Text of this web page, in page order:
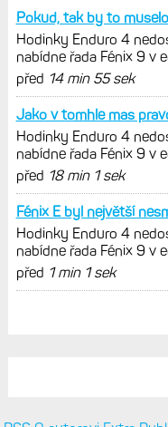
Pokud, tak by to
Hodinky Enduro 4
nabídne řada Fénix 9 v
před 14 min 55 sek
Jako v tomhle mas
Hodinky Enduro 4
nabídne řada Fénix 9 v
před 18 min 1 sek
Fénix E byl největší
Hodinky Enduro 4
nabídne řada Fénix 9 v
před 1 min 1 sek